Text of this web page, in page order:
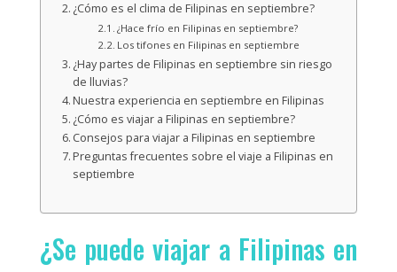
¿Cómo es el clima de Filipinas en septiembre?
¿Hace frío en Filipinas en septiembre?
Los tifones en Filipinas en septiembre
¿Hay partes de Filipinas en septiembre sin riesgo
de lluvias?
Nuestra experiencia en septiembre en Filipinas
¿Cómo es viajar a Filipinas en septiembre?
Consejos para viajar a Filipinas en septiembre
Preguntas frecuentes sobre el viaje a Filipinas en
septiembre
¿Se puede viajar a Filipinas en